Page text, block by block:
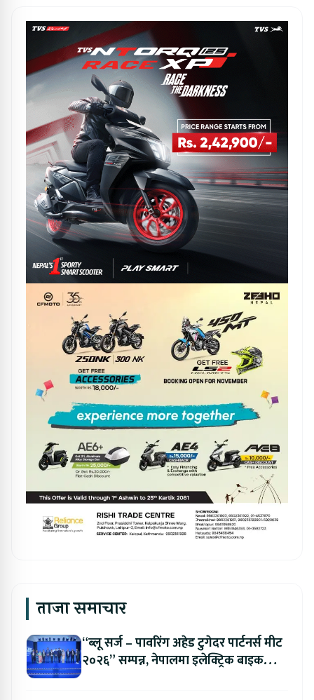
ताजा समाचार
“ब्लू सर्ज – पावरिंग अहेड टुगेदर पार्टनर्स मीट
२०२६” सम्पन्न, नेपालमा इलेक्ट्रिक बाइक